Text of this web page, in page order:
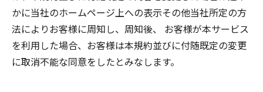
かに当社のホームページ上への表示その他当社所定の方
法によりお客様に周知し、周知後、 お客様が本サービス
を利用した場合、お客様は本規約並びに付随既定の変更
に取消不能な同意をしたとみなします。